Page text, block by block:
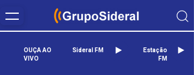
OUÇA AO
VIVO
Sideral FM
Estação
FM